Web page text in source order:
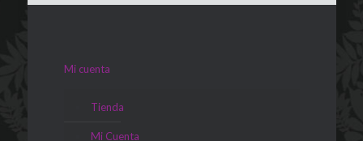
Mi cuenta
Tienda
Mi Cuenta